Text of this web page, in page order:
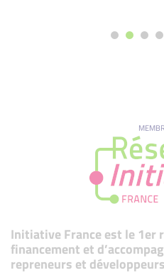
Initiative France est le 1er
financement et
repreneurs et